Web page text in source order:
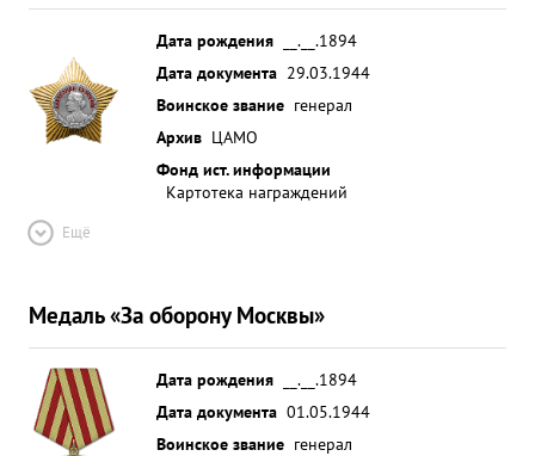
Дата рождения
__.__.1894
Дата документа 29.03.1944
Воинское звание генерал
Архив ЦАМО
Фонд ист. информации
Картотека награждений
Ещё
Медаль «За оборону Москвы»
Дата рождения
__.__.1894
Дата документа 01.05.1944
Воинское звание генерал